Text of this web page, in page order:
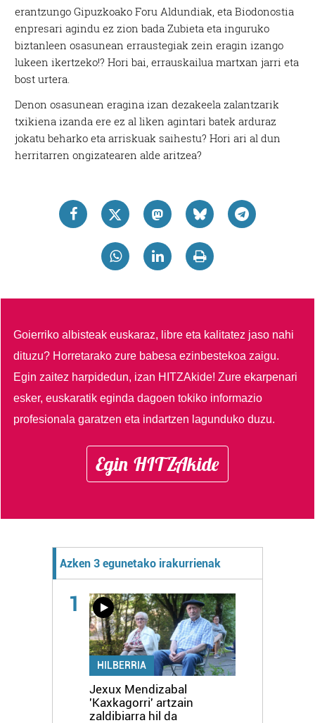
erantzungo Gipuzkoako Foru Aldundiak, eta Biodonostia
enpresari agindu ez zion bada Zubieta eta inguruko
biztanleen osasunean erraustegiak zein eragin izango
lukeen ikertzeko!? Hori bai, errauskailua martxan jarri eta
bost urtera.
Denon osasunean eragina izan dezakeela zalantzarik
txikiena izanda ere ez al liken agintari batek arduraz
jokatu beharko eta arriskuak saihestu? Hori ari al dun
herritarren ongizatearen alde aritzea?
Goierriko albisteak euskaraz, libre eta kalitatez jaso nahi
dituzu? Horretarako zure babesa ezinbestekoa zaigu.
Egin zaitez harpidedun, izan HITZAkide!Zure ekarpenari
esker, euskaratik eginda dagoen tokiko informazio
profesionala garatzen eta indartzen lagunduko duzu.
Egin HITZAkide
Azken 3 egunetako irakurrienak
1
HILBERRIA
Jexux Mendizabal
'Kaxkagorri' artzain
zaldibiarra hil da